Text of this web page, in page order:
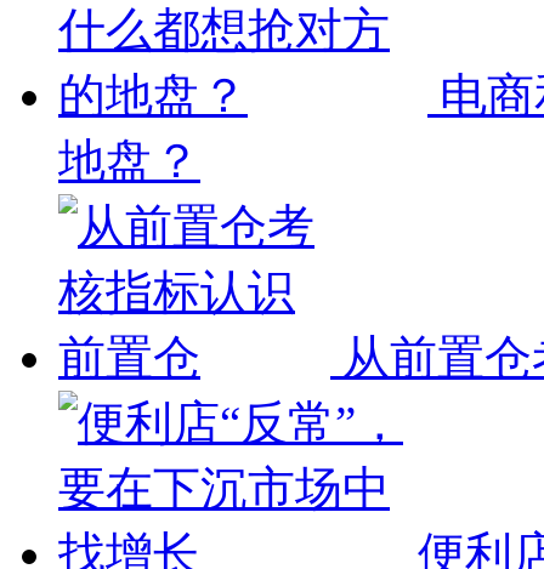
电
地盘？
从前置
便利